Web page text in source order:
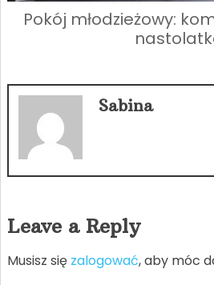
Pokój młodzieżowy:
Sabina
Leave a Reply
Musisz się zalogować, aby móc